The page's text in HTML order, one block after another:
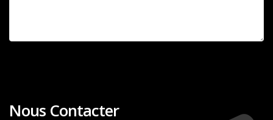
Nous Contacter